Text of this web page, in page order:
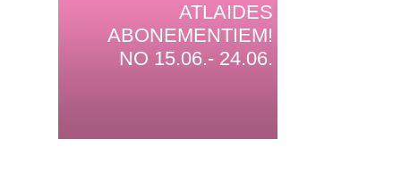
ATLAIDES
ABONEMENTIEM!
NO 15.06.- 24.06.